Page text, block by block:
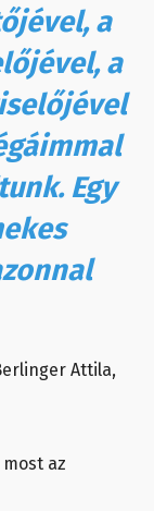
a
a
Egy
Attila,
az